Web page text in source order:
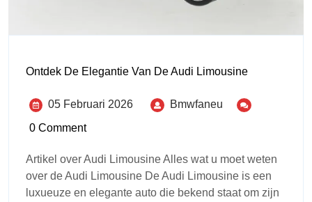
Ontdek De Elegantie Van De Audi Limousine
05 Februari 2026
Bmwfaneu
0 Comment
Artikel over Audi Limousine Alles wat u moet weten
over de Audi Limousine De Audi Limousine is een
luxueuze en elegante auto die bekend staat om zijn